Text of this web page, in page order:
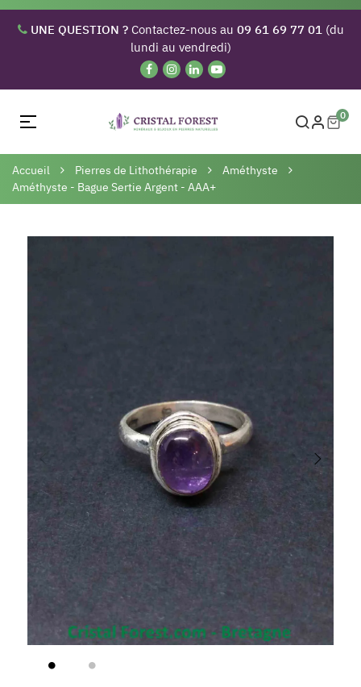
UNE QUESTION ?Contactez-nous au 09 61 69 77 01(du
lundi au vendredi)
Basculer
navigation
☰ 0
Accueil Pierres de Lithothérapie
Améthyste
Améthyste - Bague Sertie Argent - AAA+